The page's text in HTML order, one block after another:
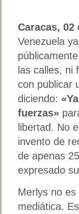
Caracas, 02
Venezuela
las calles, ni
con publicar
diciendo:
fuerzas»
libertad. No
invento de
de apenas
expresado
Merlys no
mediática.